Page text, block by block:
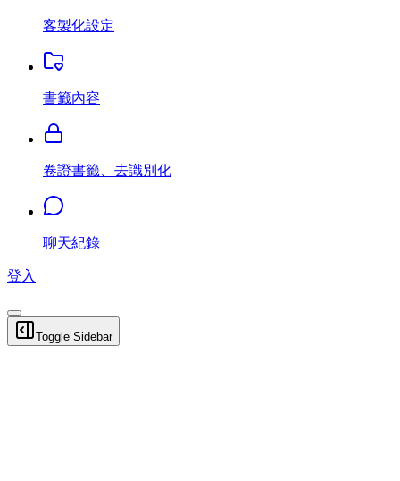
客製化設定
書籤內容
卷證書籤、去識別化
聊天紀錄
登入
Toggle Sidebar